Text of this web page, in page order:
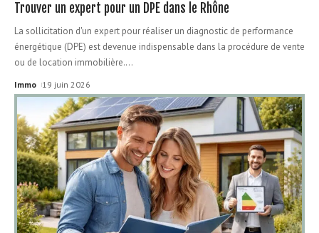
Trouver un expert pour un DPE dans le Rhône
La sollicitation d'un expert pour réaliser un diagnostic de performance
énergétique (DPE) est devenue indispensable dans la procédure de vente
ou de location immobilière.…
Immo 19 juin 2026